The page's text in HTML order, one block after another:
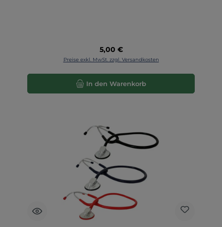
Regulärer Preis:
5,00 €
Preise exkl. MwSt. zzgl. Versandkosten
In den Warenkorb